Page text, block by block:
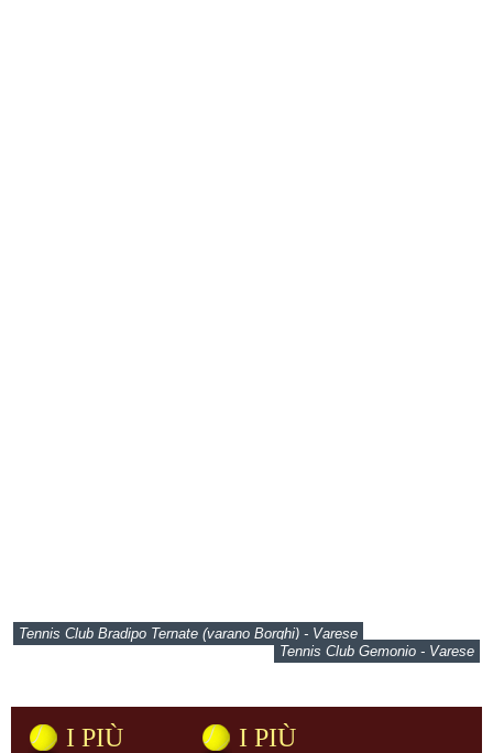
Tennis Club Bradipo Ternate (varano Borghi) - Varese
Tennis Club Gemonio - Varese
I PIÙ
I PIÙ